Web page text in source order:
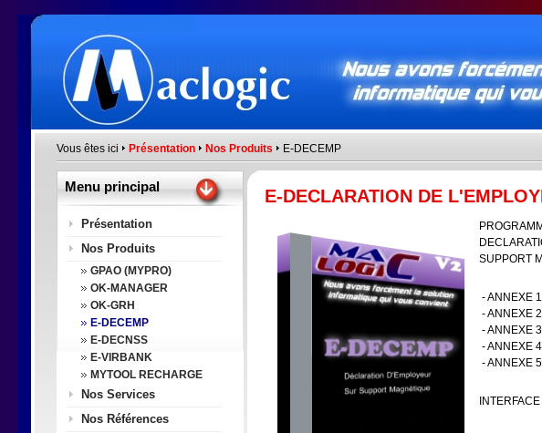
Vous êtes ici Présentation Nos Produits E-DECEMP
E-DECLARATION DE
SUPPORT
- ANNEXE 1
- ANNEXE 2
- ANNEXE 3
- ANNEXE 4
- ANNEXE 5
Menu principal
Présentation
Nos Produits
GPAO (MYPRO)
OK-MANAGER
OK-GRH
E-DECEMP
E-DECNSS
E-VIRBANK
MYTOOL RECHARGE
Nos Services
Nos Références